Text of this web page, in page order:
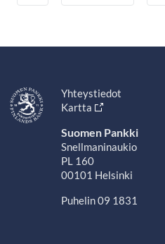
Yhteystiedot
Kartta
Suomen Pankki
Snellmaninaukio
PL 160
00101 Helsinki
Puhelin 09 1831